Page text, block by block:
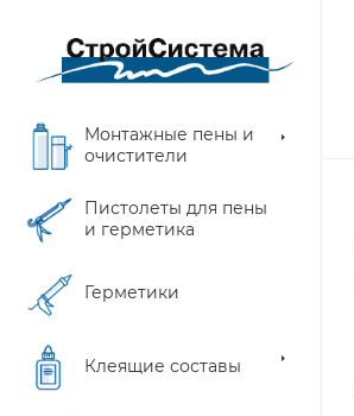
Монтажные пены и
очистители
Пистолеты для пены
и герметика
Герметики
Клеящие составы